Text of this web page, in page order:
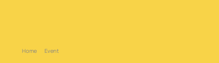
Home Event